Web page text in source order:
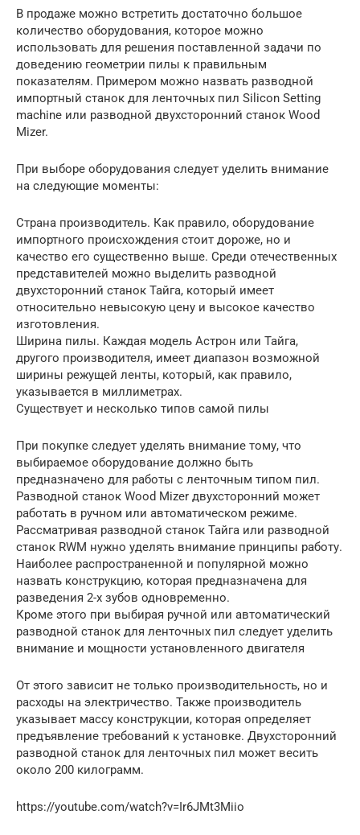
В продаже можно встретить достаточно большое
количество оборудования, которое можно
использовать для решения поставленной задачи по
доведению геометрии пилы к правильным
показателям. Примером можно назвать разводной
импортный станок для ленточных пил Silicon Setting
machine или разводной двухсторонний станок Wood
Mizer.
При выборе оборудования следует уделить внимание
на следующие моменты:
Страна производитель. Как правило, оборудование
импортного происхождения стоит дороже, но и
качество его существенно выше. Среди отечественных
представителей можно выделить разводной
двухсторонний станок Тайга, который имеет
относительно невысокую цену и высокое качество
изготовления.
Ширина пилы. Каждая модель Астрон или Тайга,
другого производителя, имеет диапазон возможной
ширины режущей ленты, который, как правило,
указывается в миллиметрах.
Существует и несколько типов самой пилы
При покупке следует уделять внимание тому, что
выбираемое оборудование должно быть
предназначено для работы с ленточным типом пил.
Разводной станок Wood Mizer двухсторонний может
работать в ручном или автоматическом режиме.
Рассматривая разводной станок Тайга или разводной
станок RWM нужно уделять внимание принципы работу.
Наиболее распространенной и популярной можно
назвать конструкцию, которая предназначена для
разведения 2-х зубов одновременно.
Кроме этого при выбирая ручной или автоматический
разводной станок для ленточных пил следует уделить
внимание и мощности установленного двигателя
От этого зависит не только производительность, но и
расходы на электричество. Также производитель
указывает массу конструкции, которая определяет
предъявление требований к установке. Двухсторонний
разводной станок для ленточных пил может весить
около 200 килограмм.
https://youtube.com/watch?v=Ir6JMt3Miio